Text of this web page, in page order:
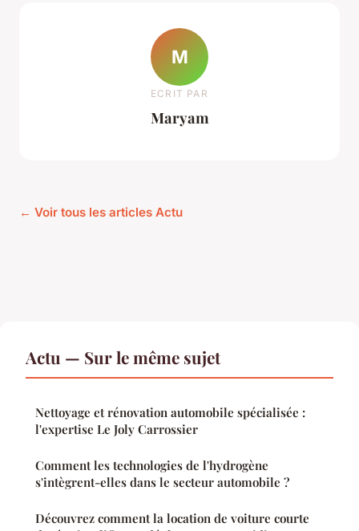
M
ECRIT PAR
Maryam
← Voir tous les articles Actu
Actu — Sur le même sujet
Nettoyage et rénovation automobile spécialisée :
l'expertise Le Joly Carrossier
Comment les technologies de l'hydrogène
s'intègrent-elles dans le secteur automobile ?
Découvrez comment la location de voiture courte